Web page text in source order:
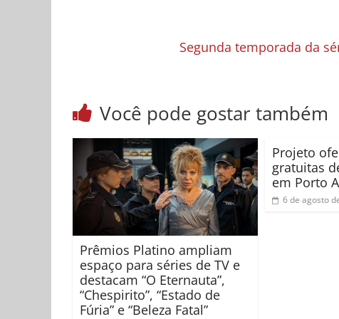
Segunda temporada da
Você pode gostar também
Prêmios Platino ampliam
espaço para séries de TV e
destacam “O Eternauta”,
“Chespirito”, “Estado de
Fúria” e “Beleza Fatal”
Projeto
gratuitas
em Porto
6 de agosto